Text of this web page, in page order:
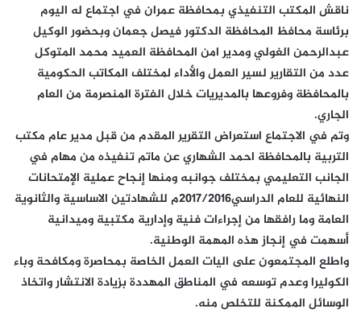
ناقش المكتب التنفيذي بمحافظة عمران في اجتماع له اليوم
برئاسة محافظ المحافظة الدكتور فيصل جعمان وبحضور الوكيل
عبدالرحمن الغولي ومدير امن المحافظة العميد محمد المتوكل
عدد من التقارير لسير العمل والأداء لمختلف المكاتب الحكومية
بالمحافظة وفروعها بالمديريات خلال الفترة المنصرمة من العام
الجاري.
وتم في الاجتماع استعراض التقرير المقدم من قبل مدير عام مكتب
التربية بالمحافظة احمد الشهاري عن ماتم تنفيذه من مهام في
الجانب التعليمي بمختلف جوانبه ومنها إنجاح عملية الإمتحانات
النهائية للعام الدراسي2017/2016م للشهادتين الاساسية والثانوية
العامة وما رافقها من إجراءات فنية وإدارية مكتبية وميدانية
أسهمت في إنجاز هذه المهمة الوطنية.
واطلع المجتمعون على اليات العمل الخاصة بمحاصرة ومكافحة وباء
الكوليرا وعدم توسعه في المناطق المهددة بزيادة الانتشار واتخاذ
الوسائل الممكنة للتخلص منه.